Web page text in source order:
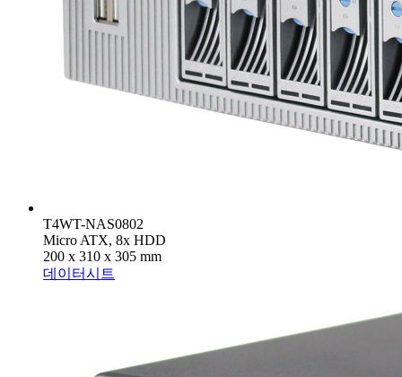
T4WT-NAS0802
Micro ATX, 8x HDD
200 x 310 x 305 mm
데이터시트